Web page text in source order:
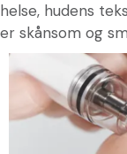
helse, hudens
er skånsom og